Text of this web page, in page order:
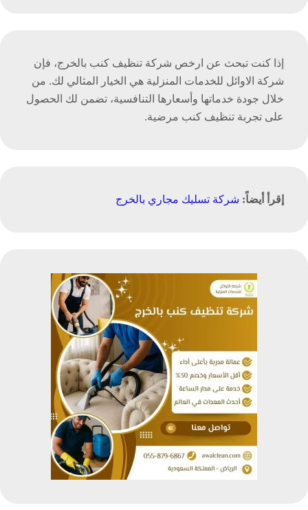
إذا كنت تبحث عن ارخص شركة تنظيف كنب بالخرج، فإن
شركة الاوائل للخدمات المنزلية هي الخيار المثالي لك. من
خلال جودة خدماتها وأسعارها التنافسية، تضمن لك الحصول
على تجربة تنظيف كنب مرضية.
إقرأ أيضاً: شركة تسليك مجاري بالخرج